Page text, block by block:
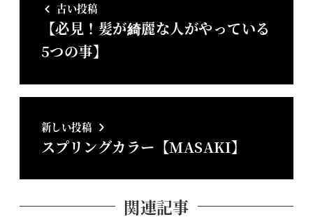
古い投稿
【必見！髪が綺麗な人がやっている
5つの事】
新しい投稿
スプリングカラー【MASAKI】
関連記事